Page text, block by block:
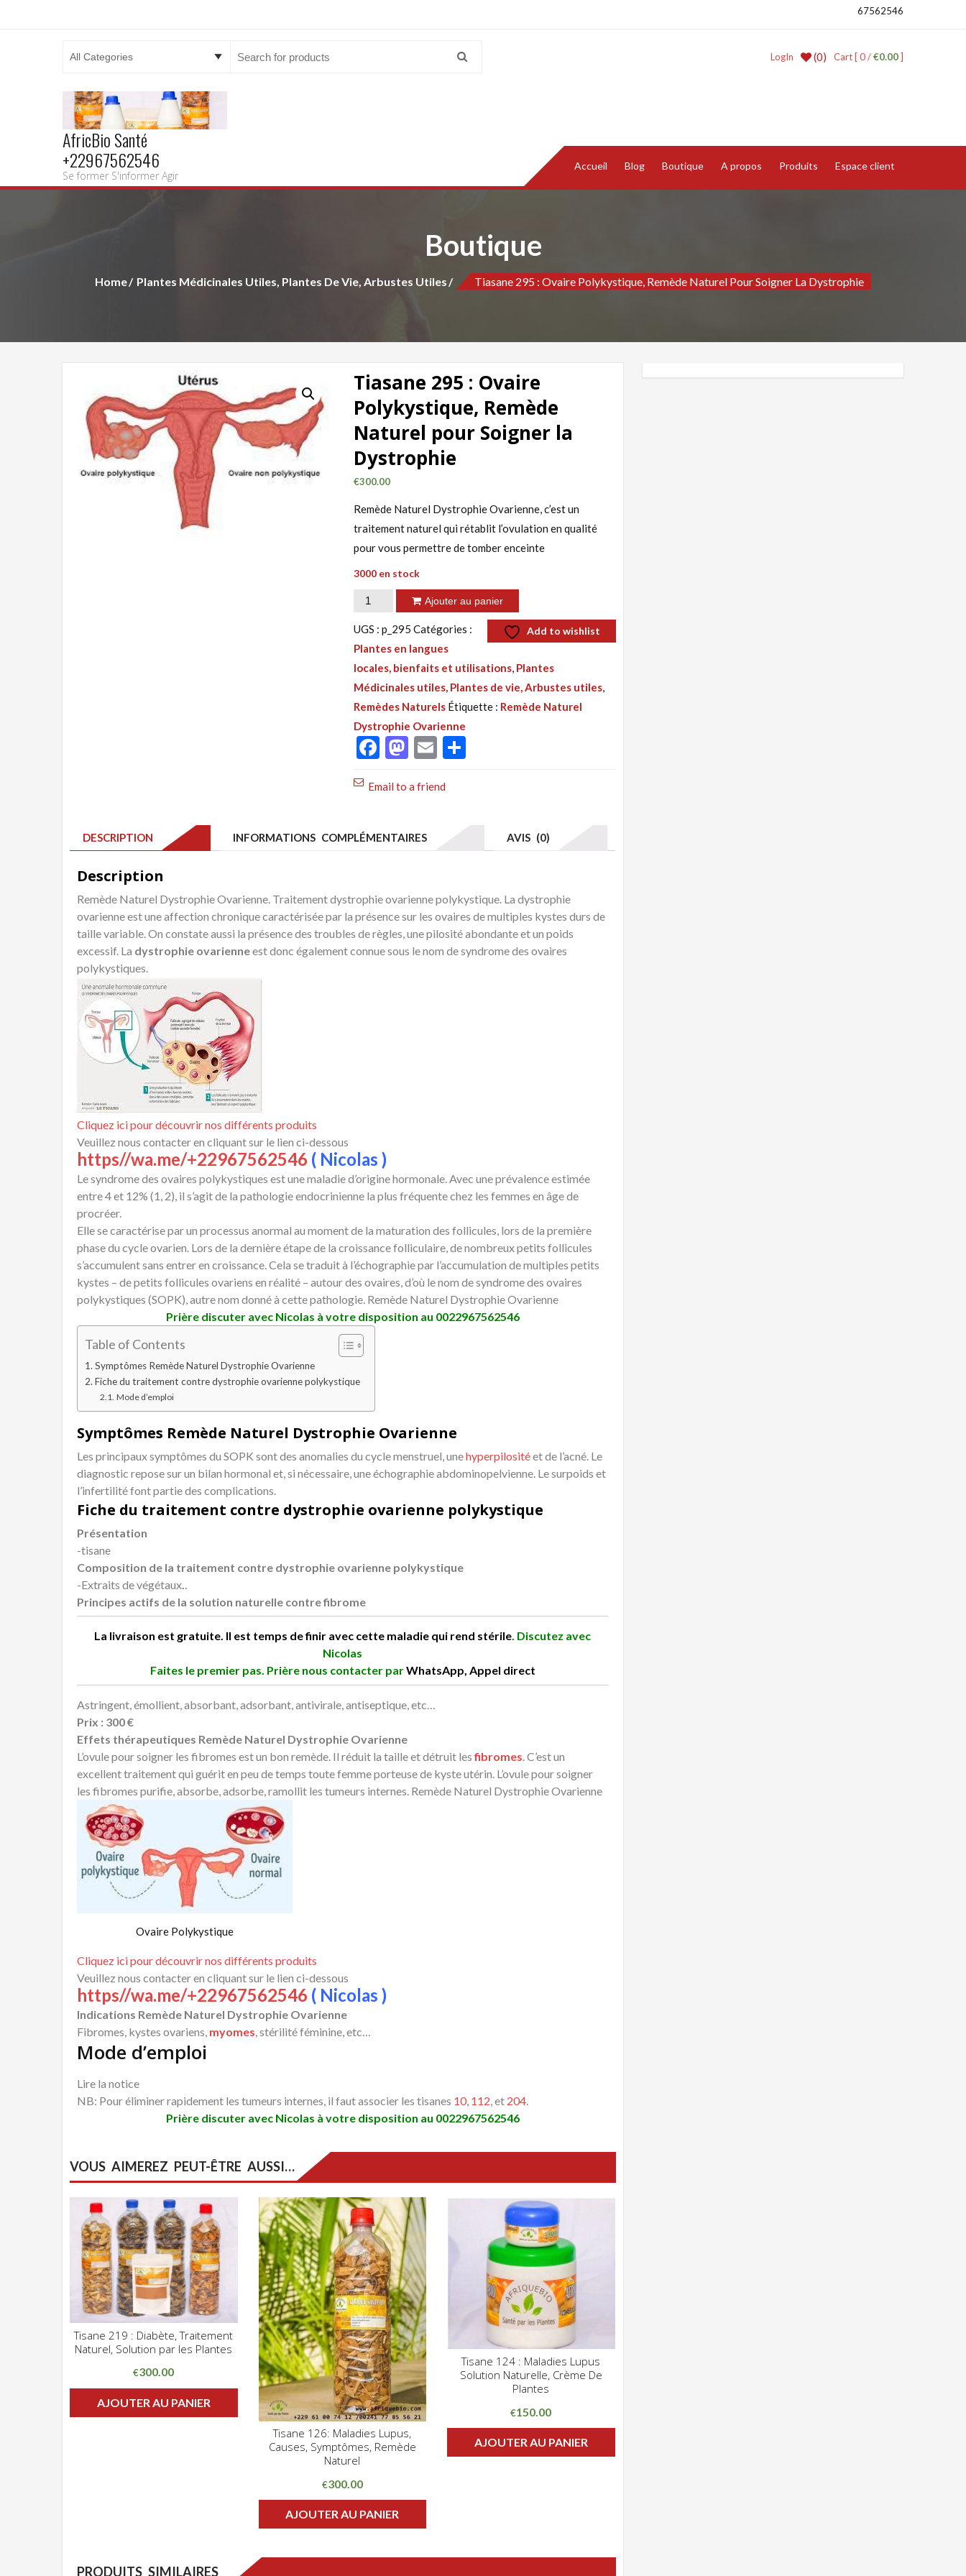
67562546
Cart [ 0 /€0.00]
(0)
LogIn
AfricBio Santé
+22967562546
Se former S'informer Agir
Accueil Blog Boutique A propos Produits Espace client
Boutique
Home Plantes Médicinales Utiles, Plantes De Vie, Arbustes Utiles Tiasane 295 : Ovaire Polykystique, Remède Naturel Pour Soigner La Dystrophie
Tiasane 295 : Ovaire
Polykystique, Remède
Naturel pour Soigner la
Dystrophie
€300.00
Remède Naturel Dystrophie Ovarienne, c’est un
traitement naturel qui rétablit l’ovulation en qualité
pour vous permettre de tomber enceinte
3000 en stock
quantité
Tiasane
295
:
Ovaire
Polykystique,
Remède
Naturel
Soigner
Dystrophie
Ajouter au panier
Add to wishlist
UGS :p_295 Catégories :
Plantes en langues
locales, bienfaits et utilisations, Plantes
Médicinales utiles, Plantes de vie, Arbustes utiles,
Remèdes Naturels Étiquette : Remède Naturel
Dystrophie Ovarienne
Facebook
Mastodon
Email
Email to a friend
DESCRIPTION INFORMATIONS COMPLÉMENTAIRES AVIS (0)
Description
Remède Naturel Dystrophie Ovarienne. Traitement dystrophie ovarienne polykystique. La dystrophie
ovarienne est une affection chronique caractérisée par la présence sur les ovaires de multiples kystes durs de
taille variable. On constate aussi la présence des troubles de règles, une pilosité abondante et un poids
excessif. La dystrophie ovarienneest donc également connue sous le nom de syndrome des ovaires
polykystiques.
Cliquez ici pour découvrir nos différents produits
Veuillez nous contacter en cliquant sur le lien ci-dessous
https//wa.me/+22967562546 ( Nicolas )
Le syndrome des ovaires polykystiques est une maladie d’origine hormonale. Avec une prévalence estimée
entre 4 et 12% (1, 2), il s’agit de la pathologie endocrinienne la plus fréquente chez les femmes en âge de
procréer.
Elle se caractérise par un processus anormal au moment de la maturation des follicules, lors de la première
phase du cycle ovarien. Lors de la dernière étape de la croissance folliculaire, de nombreux petits follicules
s’accumulent sans entrer en croissance. Cela se traduit à l’échographie par l’accumulation de multiples petits
kystes – de petits follicules ovariens en réalité – autour des ovaires, d’où le nom de syndrome des ovaires
polykystiques (SOPK), autre nom donné à cette pathologie. Remède Naturel Dystrophie Ovarienne
Prière discuter avec Nicolas à votre disposition au 0022967562546
Table of Contents
Symptômes Remède Naturel Dystrophie Ovarienne
Fiche du traitement contre dystrophie ovarienne polykystique
Mode d’emploi
Symptômes Remède Naturel Dystrophie Ovarienne
Les principaux symptômes du SOPK sont des anomalies du cycle menstruel, unehyperpilositéet de l’acné. Le
diagnostic repose sur un bilan hormonal et, si nécessaire, une échographie abdominopelvienne. Le surpoids et
l’infertilité font partie des complications.
Fiche du traitement contre dystrophie ovarienne polykystique
Présentation
-tisane
Composition de la traitement contre dystrophie ovarienne polykystique
-Extraits de végétaux..
Principes actifs de la solution naturelle contre fibrome
La livraison est gratuite. Il est temps de finir avec cette maladie qui rend stérile. Discutez avec
Nicolas
Faites le premier pas. Prière nous contacter parWhatsApp, Appel direct
Astringent, émollient, absorbant, adsorbant, antivirale, antiseptique, etc…
Prix : 300 €
Effets thérapeutiques Remède Naturel Dystrophie Ovarienne
L’ovule pour soigner les fibromes est un bon remède. Il réduit la taille et détruit lesfibromes. C’est un
excellent traitement qui guérit en peu de temps toute femme porteuse de kyste utérin. L’ovule pour soigner
les fibromes purifie, absorbe, adsorbe, ramollit les tumeurs internes. Remède Naturel Dystrophie Ovarienne
Ovaire Polykystique
Cliquez ici pour découvrir nos différents produits
Veuillez nous contacter en cliquant sur le lien ci-dessous
https//wa.me/+22967562546 ( Nicolas )
Indications Remède Naturel Dystrophie Ovarienne
Fibromes, kystes ovariens, myomes, stérilité féminine, etc…
Mode d’emploi
Lire la notice
NB: Pour éliminer rapidement les tumeurs internes, il faut associer les tisanes 10, 112, et 204.
Prière discuter avec Nicolas à votre disposition au 0022967562546
VOUS AIMEREZ PEUT-ÊTRE AUSSI…
CLIQUEZ POUR VOIR
ADD WISHLIST
Tisane 219 : Diabète, Traitement
Naturel, Solution par les Plantes
€300.00
AJOUTER AU PANIER
CLIQUEZ POUR VOIR
ADD WISHLIST
Tisane 126: Maladies Lupus,
Causes, Symptômes, Remède
Naturel
€300.00
AJOUTER AU PANIER
CLIQUEZ POUR VOIR
ADD WISHLIST
Tisane 124 : Maladies Lupus
Solution Naturelle, Crème De
Plantes
€150.00
AJOUTER AU PANIER
PRODUITS SIMILAIRES